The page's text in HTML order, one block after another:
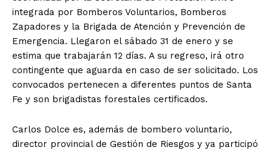
integrada por Bomberos Voluntarios, Bomberos
Zapadores y la Brigada de Atención y Prevención de
Emergencia. Llegaron el sábado 31 de enero y se
estima que trabajarán 12 días. A su regreso, irá otro
contingente que aguarda en caso de ser solicitado. Los
convocados pertenecen a diferentes puntos de Santa
Fe y son brigadistas forestales certificados.
Carlos Dolce es, además de bombero voluntario,
director provincial de Gestión de Riesgos y ya participó